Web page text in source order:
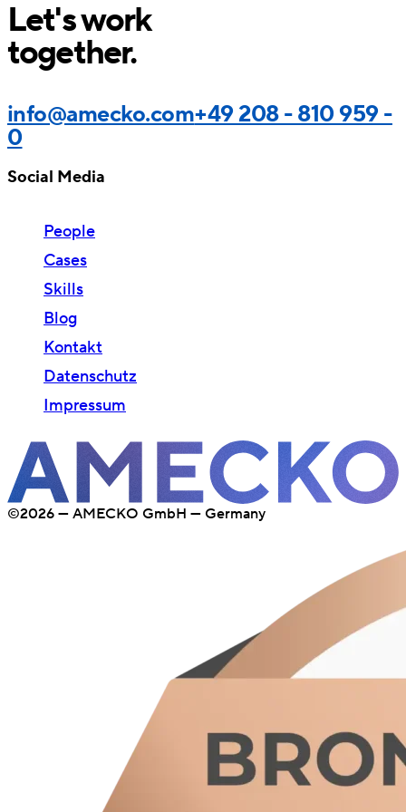
Let's work
together.
info@amecko.com+49 208 - 810 959 -
0
Social Media
People
Cases
Skills
Blog
Kontakt
Datenschutz
Impressum
©2026 — AMECKO GmbH — Germany